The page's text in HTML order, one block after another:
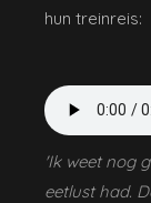
hun treinreis:
'Ik weet nog
eetlust had.